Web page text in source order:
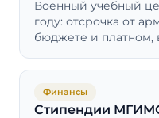
Военный учебный
году: отсрочка от
бюджете и платном,
Финансы
Стипендии